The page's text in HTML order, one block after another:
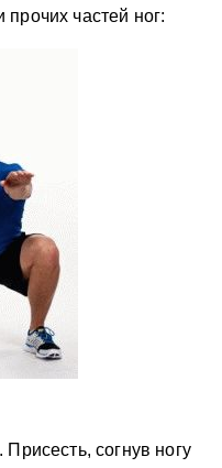
частей ног:
согнув ногу